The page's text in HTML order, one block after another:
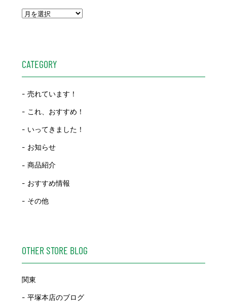
CATEGORY
売れています！
これ、おすすめ！
いってきました！
お知らせ
商品紹介
おすすめ情報
その他
OTHER STORE BLOG
関東
平塚本店のブログ